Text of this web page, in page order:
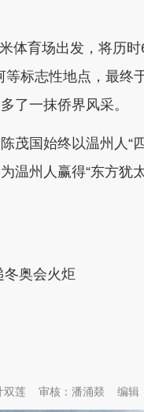
育场出发，将历时
标志性地点，最终
了一抹侨界风采。
国始终以温州人“
温州人赢得“东方犹
冬奥会火炬
编辑
审核：潘涌燚
双莲